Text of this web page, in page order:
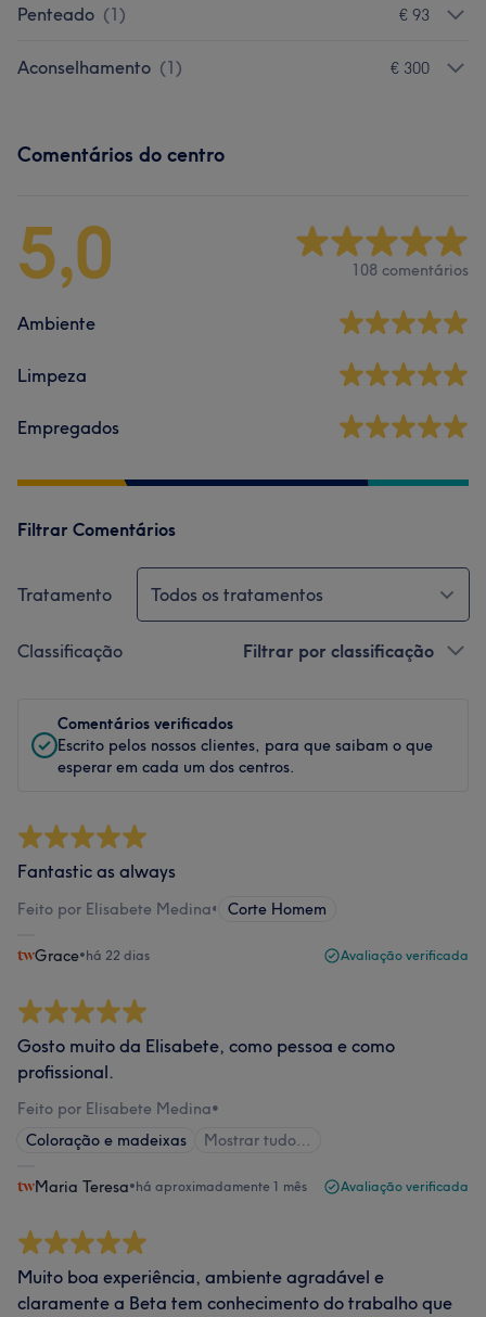
Penteado (1) € 93
Aconselhamento (1) € 300
Comentários do centro
5,0 108 comentários
Ambiente
Limpeza
Empregados
Filtrar Comentários
Tratamento Todos os tratamentos
Classificação Filtrar por classificação
Comentários verificados
Escrito pelos nossos clientes, para que saibam o que
esperar em cada um dos centros.
Fantastic as always
Feito por Elisabete Medina• Corte Homem
Grace•há 22 dias Avaliação verificada
Gosto muito da Elisabete, como pessoa e como
profissional.
Feito por Elisabete Medina•
Coloração e madeixas
Mostrar tudo…
Maria Teresa•há aproximadamente 1 mês Avaliação verificada
Muito boa experiência, ambiente agradável e
claramente a Beta tem conhecimento do trabalho que